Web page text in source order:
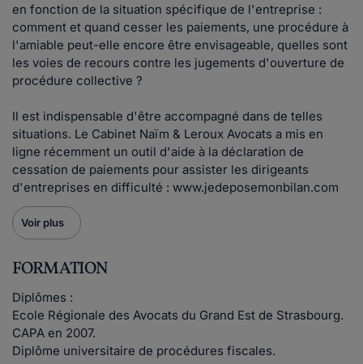
en fonction de la situation spécifique de l'entreprise :
comment et quand cesser les paiements, une procédure à
l'amiable peut-elle encore être envisageable, quelles sont
les voies de recours contre les jugements d'ouverture de
procédure collective ?
Il est indispensable d'être accompagné dans de telles
situations. Le Cabinet Naïm & Leroux Avocats a mis en
ligne récemment un outil d'aide à la déclaration de
cessation de paiements pour assister les dirigeants
d'entreprises en difficulté : www.jedeposemonbilan.com
Voir plus
FORMATION
Diplômes :
Ecole Régionale des Avocats du Grand Est de Strasbourg.
CAPA en 2007.
Diplôme universitaire de procédures fiscales.